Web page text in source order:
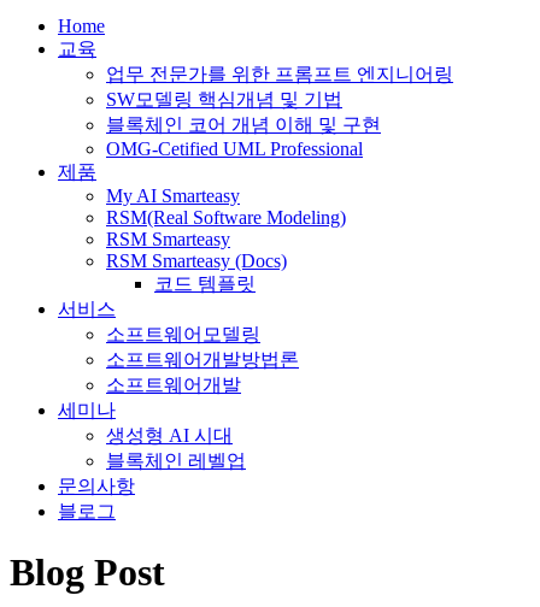
Home
교육
업무 전문가를 위한 프롬프트 엔지니어링
SW모델링 핵심개념 및 기법
블록체인 코어 개념 이해 및 구현
OMG-Cetified UML Professional
제품
My AI Smarteasy
RSM(Real Software Modeling)
RSM Smarteasy
RSM Smarteasy (Docs)
코드 템플릿
서비스
소프트웨어모델링
소프트웨어개발방법론
소프트웨어개발
세미나
생성형 AI 시대
블록체인 레벨업
문의사항
블로그
Blog Post